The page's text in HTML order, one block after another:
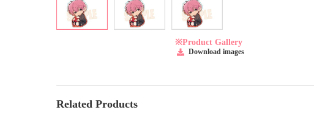
※Product Gallery
Download images
Related Products